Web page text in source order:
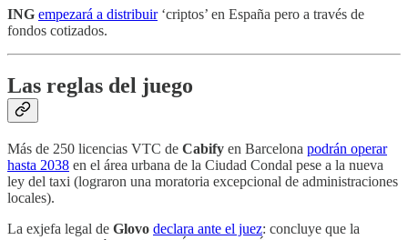
ING empezará a distribuir‘criptos’ en España pero a través de
fondos cotizados.
Las reglas del juego
Más de 250 licencias VTC de Cabify en Barcelona podrán operar
hasta 2038 en el área urbana de la Ciudad Condal pese a la nueva
ley del taxi (lograron una moratoria excepcional de administraciones
locales).
La exjefa legal de Glovo declara ante el juez: concluye que la